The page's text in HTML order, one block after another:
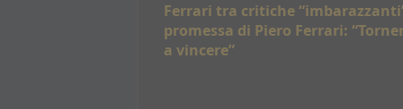
Ferrari tra critiche
promessa di Piero Ferrari:
a vincere”